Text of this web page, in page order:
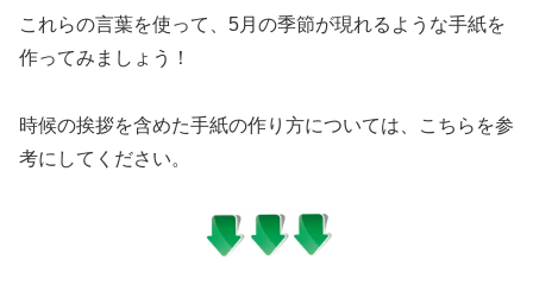
これらの言葉を使って、5月の季節が現れるような手紙を
作ってみましょう！
時候の挨拶を含めた手紙の作り方については、こちらを参
考にしてください。